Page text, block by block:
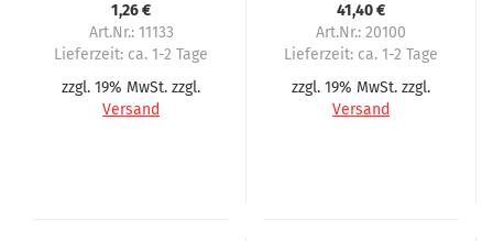
Bistro
1,26 €
Art.Nr.: 11133
Lieferzeit: ca. 1-2 Tage
zzgl. 19% MwSt. zzgl.
Versand
41,40 €
Art.Nr.: 20100
Lieferzeit: ca. 1-2 Tage
zzgl. 19% MwSt. zzgl.
Versand